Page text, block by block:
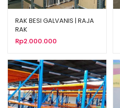
RAK BESI GALVANIS | RAJA
RAK
Rp2.000.000